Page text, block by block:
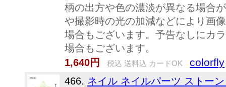
柄の出方や色の濃淡が異なる場合
や撮影時の光の加減などにより画
場合もございます。予告なしにカ
場合もございます。
1,640円
税込 送料込 カードOK colorfly
466. ネイル ネイルパーツ ストー